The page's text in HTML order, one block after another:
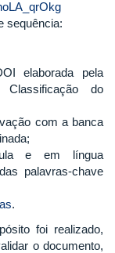
sequência:
elaborada pela
do
com a banca
e em língua
palavras-chave
.
foi realizado,
o documento,